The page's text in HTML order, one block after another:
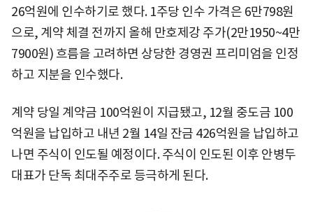
26억원에 인수하기로 했다. 1주당 인수 가격은 6만798원
으로, 계약 체결 전까지 올해 만호제강 주가(2만1950~4만
7900원) 흐름을 고려하면 상당한 경영권 프리미엄을 인정
하고 지분을 인수했다.
계약 당일 계약금 100억원이 지급됐고, 12월 중도금 100
억원을 납입하고 내년 2월 14일 잔금 426억원을 납입하고
나면 주식이 인도될 예정이다. 주식이 인도된 이후 안병두
대표가 단독 최대주주로 등극하게 된다.